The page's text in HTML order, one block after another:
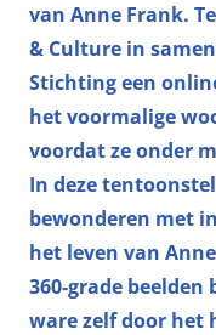
van Anne Frank.
& Culture in
Stichting een
het voormalige
voordat ze onder
In deze
bewonderen met
het leven van
360-grade
ware zelf door het